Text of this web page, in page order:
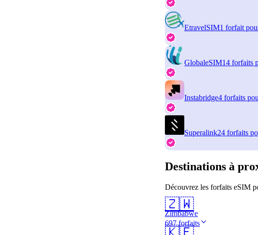
EtravelSIM1 forfait
GlobaleSIM14 forfaits
Instabridge4 forfaits
Superalink24 forfaits
Destinations à
Découvrez les forfaits eSIM
🇿🇼
Zimbabwe
697 forfaits